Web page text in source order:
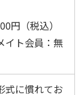
円（税込）
イト会員：無
式に慣れてお